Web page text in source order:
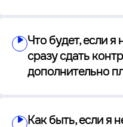
Что будет, если
сразу сдать
дополнительно
Как быть, если я